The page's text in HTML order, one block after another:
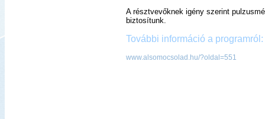
A résztvevőknek igény szerint
biztosítunk.
További információ a programról:
www.alsomocsolad.hu/?oldal=551